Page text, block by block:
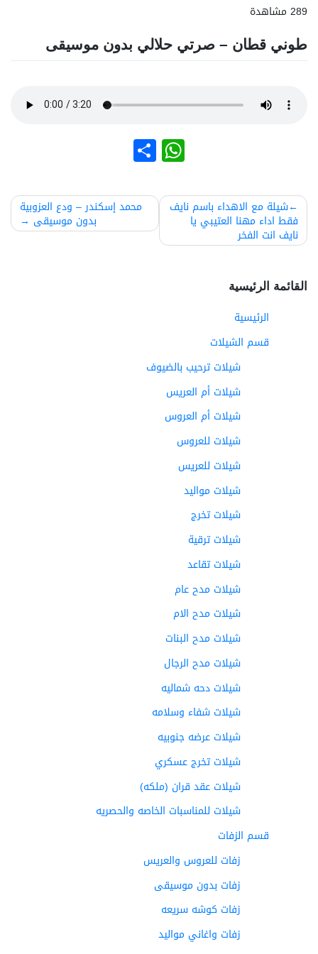
289 مشاهدة
طوني قطان – صرتي حلالي بدون موسيقى
WhatsApp
نشر
تصفّح
المقالات
شيلة مع الاهداء باسم نايف
فقط اداء مهنا العتيبي يا
نايف انت الفخر
محمد إسكندر – ودع العزوبية
بدون موسيقى
القائمة الرئيسية
الرئيسية
قسم الشيلات
شيلات ترحيب بالضيوف
شيلات أم العريس
شيلات أم العروس
شيلات للعروس
شيلات للعريس
شيلات مواليد
شيلات تخرج
شيلات ترقية
شيلات تقاعد
شيلات مدح عام
شيلات مدح الام
شيلات مدح البنات
شيلات مدح الرجال
شيلات دحه شماليه
شيلات شفاء وسلامه
شيلات عرضه جنوبيه
شيلات تخرج عسكري
شيلات عقد قران (ملكه)
شيلات للمناسبات الخاصه والحصريه
قسم الزفات
زفات للعروس والعريس
زفات بدون موسيقى
زفات كوشه سريعه
زفات واغاني مواليد